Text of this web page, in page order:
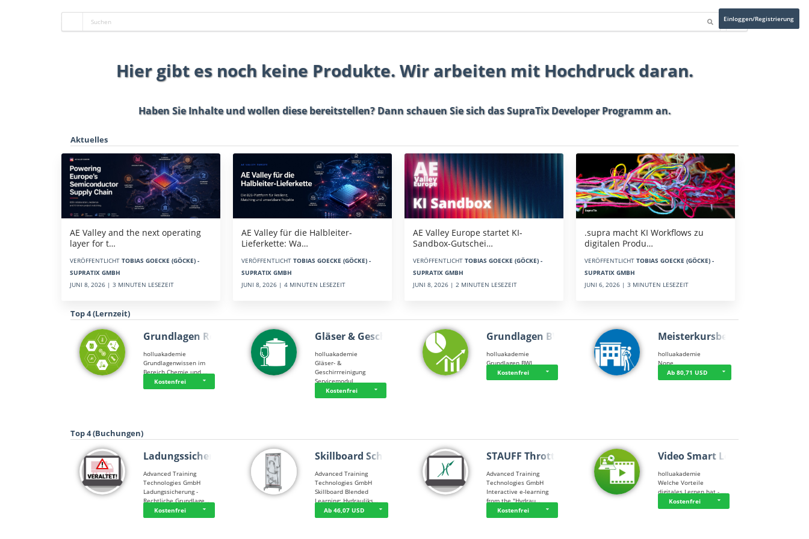
Einloggen/Registrierung
Hier gibt es noch keine Produkte. Wir arbeiten mit Hochdruck daran.
Haben Sie Inhalte und wollen diese bereitstellen? Dann schauen Sie sich dasSupraTix Developer Programman.
Aktuelles
AE Valley and the next operating
layer for t…
VERÖFFENTLICHT TOBIAS GOECKE (GÖCKE) -
SUPRATIX GMBH
JUNI 8, 2026 | 3 MINUTEN LESEZEIT
AE Valley für die Halbleiter-
Lieferkette: Wa…
VERÖFFENTLICHT TOBIAS GOECKE (GÖCKE) -
SUPRATIX GMBH
JUNI 8, 2026 | 4 MINUTEN LESEZEIT
AE Valley Europe startet KI-
Sandbox-Gutschei…
VERÖFFENTLICHT TOBIAS GOECKE (GÖCKE) -
SUPRATIX GMBH
JUNI 8, 2026 | 2 MINUTEN LESEZEIT
.supra macht KI Workflows zu
digitalen Produ…
VERÖFFENTLICHT TOBIAS GOECKE (GÖCKE) -
SUPRATIX GMBH
JUNI 6, 2026 | 3 MINUTEN LESEZEIT
Top 4 (Lernzeit)
Grundlagen Rein…
holluakademie
Grundlagenwissen im
Bereich Chemie und …
Kostenfrei
Gläser & Geschi…
holluakademie
Gläser- &
Geschirrreinigung
Servicemodul
Kostenfrei
Grundlagen BWL
holluakademie
Grundlagen BWL
Kostenfrei
Meisterkursbegl…
holluakademie
None
Ab 80,71 USD
Top 4 (Buchungen)
Ladungssicherung
Advanced Training
Technologies GmbH
Ladungssicherung -
Rechtliche Grundlage…
Kostenfrei
Skillboard Schl…
Advanced Training
Technologies GmbH
Skillboard Blended
Learning: Hydrauliks…
Ab 46,07 USD
STAUFF Throttle…
Advanced Training
Technologies GmbH
Interactive e-learning
from the "Hydrau…
Kostenfrei
Video Smart Lea…
holluakademie
Welche Vorteile
digitales Lernen hat - …
Kostenfrei